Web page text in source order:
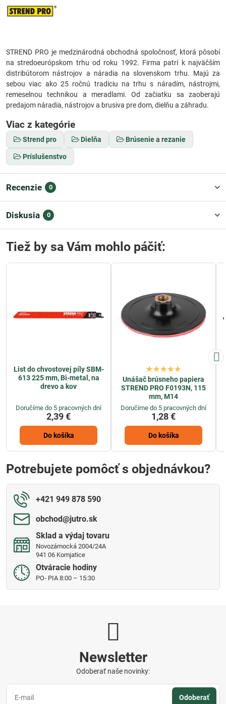
STREND PRO je medzinárodná obchodná spoločnosť, ktorá pôsobí
na stredoeurópskom trhu od roku 1992. Firma patrí k najväčším
distribútorom nástrojov a náradia na slovenskom trhu. Majú za
sebou viac ako 25 ročnú tradíciu na trhu s náradím, nástrojmi,
remeselnou technikou a meradlami. Od začiatku sa zaoberajú
predajom náradia, nástrojov a brusiva pre dom, dielňu a záhradu.
Viac z kategórie
Strend pro Dielňa Brúsenie a rezanie
Príslušenstvo
Recenzie 0
Diskusia 0
Tiež by sa Vám mohlo páčiť:
List do chvostovej píly SBM-
613 225 mm, Bi-metal, na
drevo a kov
Doručíme do 5 pracovných dní
2,39 €
Do košíka
Unášač brúsneho papiera
STREND PRO F0193N, 115
mm, M14
Doručíme do 5 pracovných dní
1,28 €
Do košíka
Potrebujete pomôcť s objednávkou?
+421 949 878 590
obchod​@jutro​.sk
Sklad a výdaj tovaru
Novozámocká 2004/24A
941 06 Komjatice
Otváracie hodiny
PO- PIA 8:00 – 15:30
Newsletter
Odoberať naše novinky:
Odoberať